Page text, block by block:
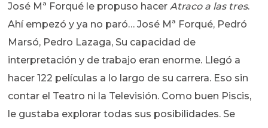
José Mª Forqué le propuso hacerAtraco a las tres.
Ahí empezó y ya no paró… José Mª Forqué, Pedró
Marsó, Pedro Lazaga, Su capacidad de
interpretación y de trabajo eran enorme. Llegó a
hacer 122 películas a lo largo de su carrera. Eso sin
contar el Teatro ni la Televisión. Como buen Piscis,
le gustaba explorar todas sus posibilidades. Se